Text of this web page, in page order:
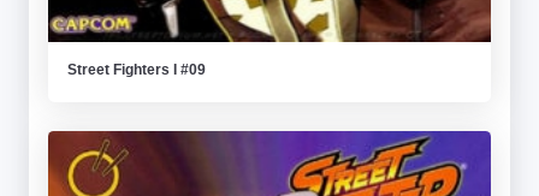
Street Fighters I #09